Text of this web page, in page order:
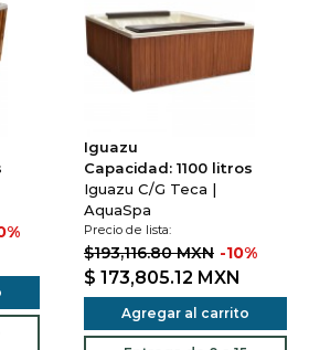
Iguazu
Capacidad: 1100 litros
Iguazu C/G Teca |
AquaSpa
Precio de lista:
$193,116.80 MXN -10%
$ 173,805.12 MXN
Agregar al carrito